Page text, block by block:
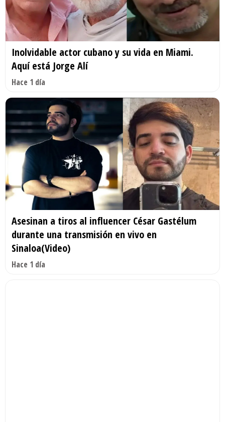
Inolvidable actor cubano y su vida en Miami.
Aquí está Jorge Alí
Hace 1 día
Asesinan a tiros al influencer César Gastélum
durante una transmisión en vivo en
Sinaloa(Video)
Hace 1 día